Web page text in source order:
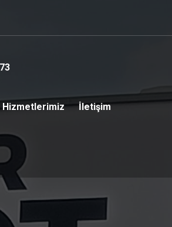
Hizmetlerimiz İletişim